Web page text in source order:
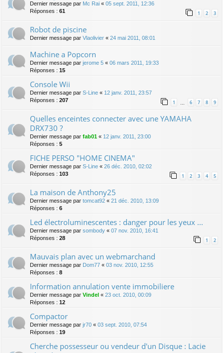
Dernier message par Mc Rai « 05 sept. 2011, 12:36
Réponses : 61 1 2 3
Robot de piscine
Dernier message par Vlaolivier « 24 mai 2011, 08:01
Machine a Popcorn
Dernier message par jerome 5 « 06 mars 2011, 19:33
Réponses : 15
Console Wii
Dernier message par S-Line « 12 janv. 2011, 23:57
Réponses : 207 1 6 7 8 9
Quelles enceintes connecter avec une YAMAHA
DRX730 ?
Dernier message par fab01 « 12 janv. 2011, 23:00
Réponses : 5
FICHE PERSO "HOME CINEMA"
Dernier message par S-Line « 26 déc. 2010, 02:02
Réponses : 103 1 2 3 4 5
La maison de Anthony25
Dernier message par tomcat92 « 21 déc. 2010, 13:09
Réponses : 6
Led électroluminescentes : danger pour les yeux ...
Dernier message par sombody « 07 nov. 2010, 16:41
Réponses : 28 1 2
Mauvais plan avec un webmarchand
Dernier message par Dom77 « 03 nov. 2010, 12:55
Réponses : 8
Information annulation vente immobiliere
Dernier message par Vindel « 23 oct. 2010, 00:09
Réponses : 12
Compactor
Dernier message par jr70 « 03 sept. 2010, 07:54
Réponses : 19
Cherche possesseur ou vendeur d'un Disque : Lacie